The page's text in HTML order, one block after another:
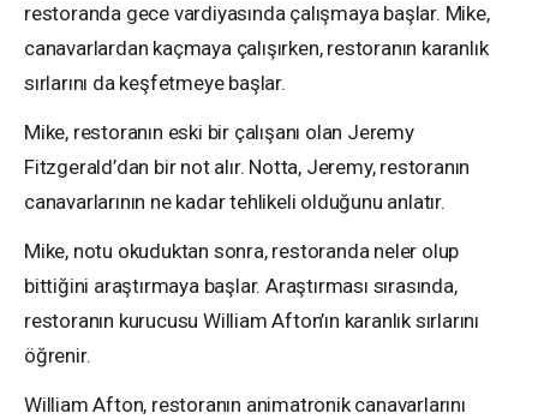
restoranda gece vardiyasında çalışmaya başlar. Mike,
canavarlardan kaçmaya çalışırken, restoranın karanlık
sırlarını da keşfetmeye başlar.
Mike, restoranın eski bir çalışanı olan Jeremy
Fitzgerald’dan bir not alır. Notta, Jeremy, restoranın
canavarlarının ne kadar tehlikeli olduğunu anlatır.
Mike, notu okuduktan sonra, restoranda neler olup
bittiğini araştırmaya başlar. Araştırması sırasında,
restoranın kurucusu William Afton’ın karanlık sırlarını
öğrenir.
William Afton, restoranın animatronik canavarlarını